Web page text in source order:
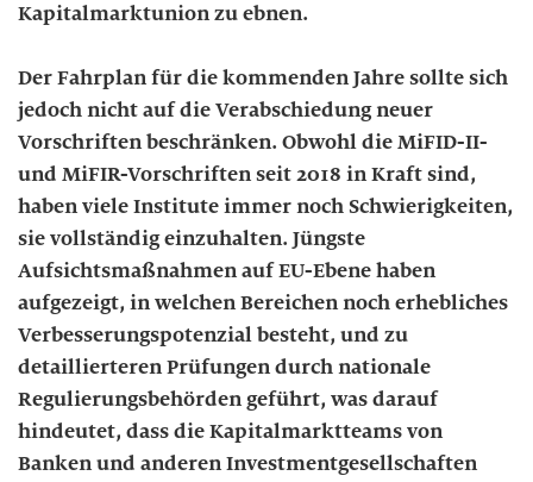
Kapitalmarktunion zu ebnen.
Der Fahrplan für die kommenden Jahre sollte sich
jedoch nicht auf die Verabschiedung neuer
Vorschriften beschränken. Obwohl die MiFID-II-
und MiFIR-Vorschriften seit 2018 in Kraft sind,
haben viele Institute immer noch Schwierigkeiten,
sie vollständig einzuhalten. Jüngste
Aufsichtsmaßnahmen auf EU-Ebene haben
aufgezeigt, in welchen Bereichen noch erhebliches
Verbesserungspotenzial besteht, und zu
detaillierteren Prüfungen durch nationale
Regulierungsbehörden geführt, was darauf
hindeutet, dass die Kapitalmarktteams von
Banken und anderen Investmentgesellschaften